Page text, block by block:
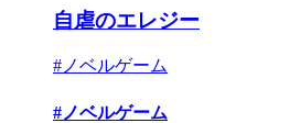
自虐のエレジー
#ノベルゲーム
#ノベルゲーム